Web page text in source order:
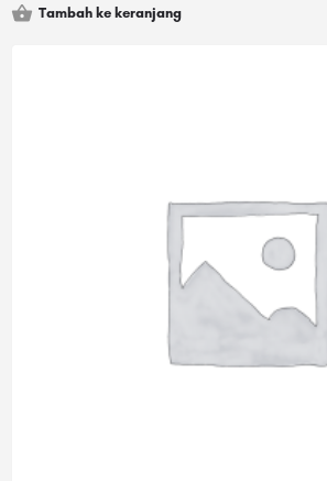
Tambah ke keranjang